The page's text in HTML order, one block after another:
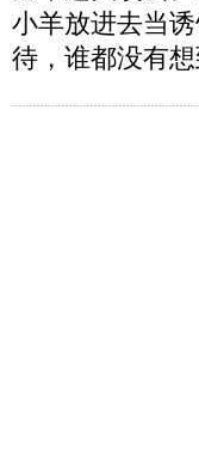
小羊放进去当
待，谁都没有